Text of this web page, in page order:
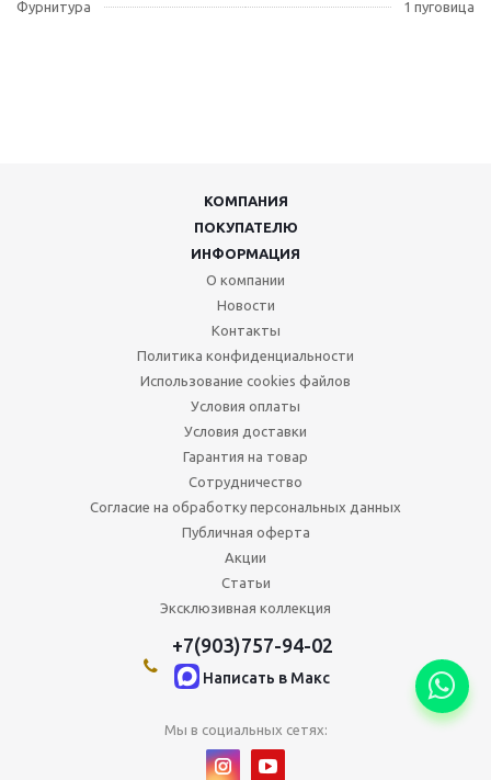
Фурнитура
1 пуговица
КОМПАНИЯ
ПОКУПАТЕЛЮ
ИНФОРМАЦИЯ
О компании
Новости
Контакты
Политика конфиденциальности
Использование cookies файлов
Условия оплаты
Условия доставки
Гарантия на товар
Сотрудничество
Согласие на обработку персональных данных
Публичная оферта
Акции
Статьи
Эксклюзивная коллекция
+7(903)757-94-02
Написать в Maкс
Мы в социальных сетях: